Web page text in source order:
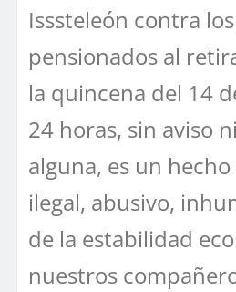
Isssteleón contra
pensionados al
la quincena del 14
24 horas, sin aviso
alguna, es un
ilegal, abusivo,
de la estabilidad
nuestros